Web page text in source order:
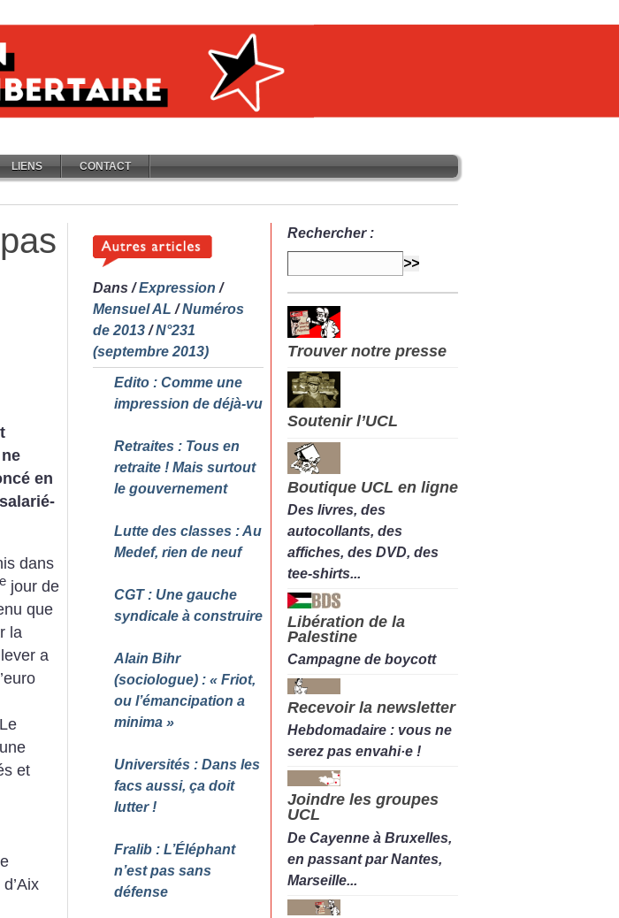
LIENS CONTACT
en
dans
e jour de
que
la
a
et
Dans /Expression /
Mensuel AL /Numéros
de 2013 /N°231
(septembre 2013)
Edito : Comme une
impression de déjà-vu
Retraites : Tous en
retraite ! Mais surtout
le gouvernement
Lutte des classes : Au
Medef, rien de neuf
CGT : Une gauche
syndicale à construire
Alain Bihr
(sociologue) : « Friot,
ou l’émancipation a
minima »
Universités : Dans les
facs aussi, ça doit
lutter !
Fralib : L’Éléphant
n’est pas sans
défense
Rechercher :
Trouver notre presse
Soutenir l’UCL
Boutique UCL en ligne
Des livres, des
autocollants, des
affiches, des DVD, des
tee-shirts...
Libération de la
Palestine
Campagne de boycott
Recevoir la newsletter
Hebdomadaire : vous ne
serez pas envahi·e !
Joindre les groupes
UCL
De Cayenne à Bruxelles,
en passant par Nantes,
Marseille...